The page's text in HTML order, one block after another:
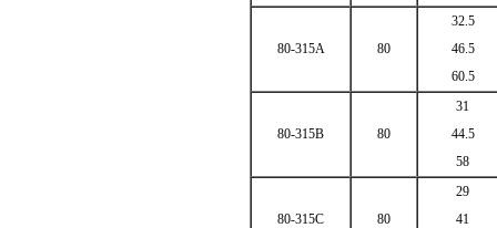
80-315A 80
32.5
46.5
60.5
80-315B 80
31
44.5
58
80-315C 80
29
41